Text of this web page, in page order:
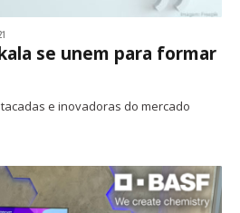
se unem para formar
e inovadoras do mercado